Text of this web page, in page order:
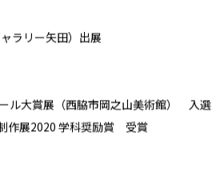
ラリー矢田）出展
ル大賞展（西脇市岡之山美術館） 入選
作展2020 学科奨励賞 受賞